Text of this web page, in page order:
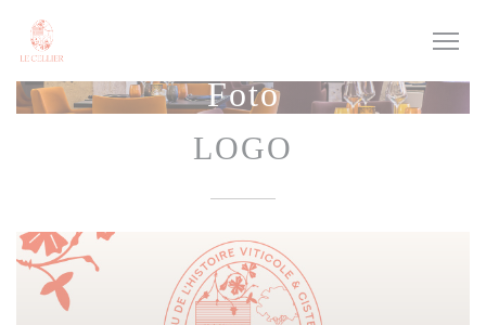
Personalizzazione delle tue scelte sui cookie
Foto
LOGO